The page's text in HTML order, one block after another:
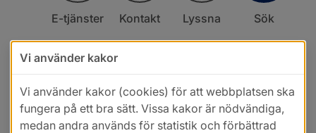
E-tjänster Kontakt Lyssna Sök
Vi använder kakor
Vi använder kakor (cookies) för att webbplatsen ska
fungera på ett bra sätt. Vissa kakor är nödvändiga,
medan andra används för statistik och förbättrad